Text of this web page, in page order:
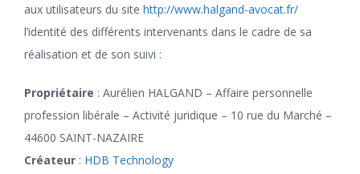
aux utilisateurs du site http://www.halgand-avocat.fr/
l’identité des différents intervenants dans le cadre de sa
réalisation et de son suivi :
Propriétaire : Aurélien HALGAND – Affaire personnelle
profession libérale – Activité juridique – 10 rue du Marché –
44600 SAINT-NAZAIRE
Créateur : HDB Technology